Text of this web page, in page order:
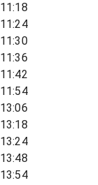
11:18
11:24
11:30
11:36
11:42
11:54
13:06
13:18
13:24
13:48
13:54